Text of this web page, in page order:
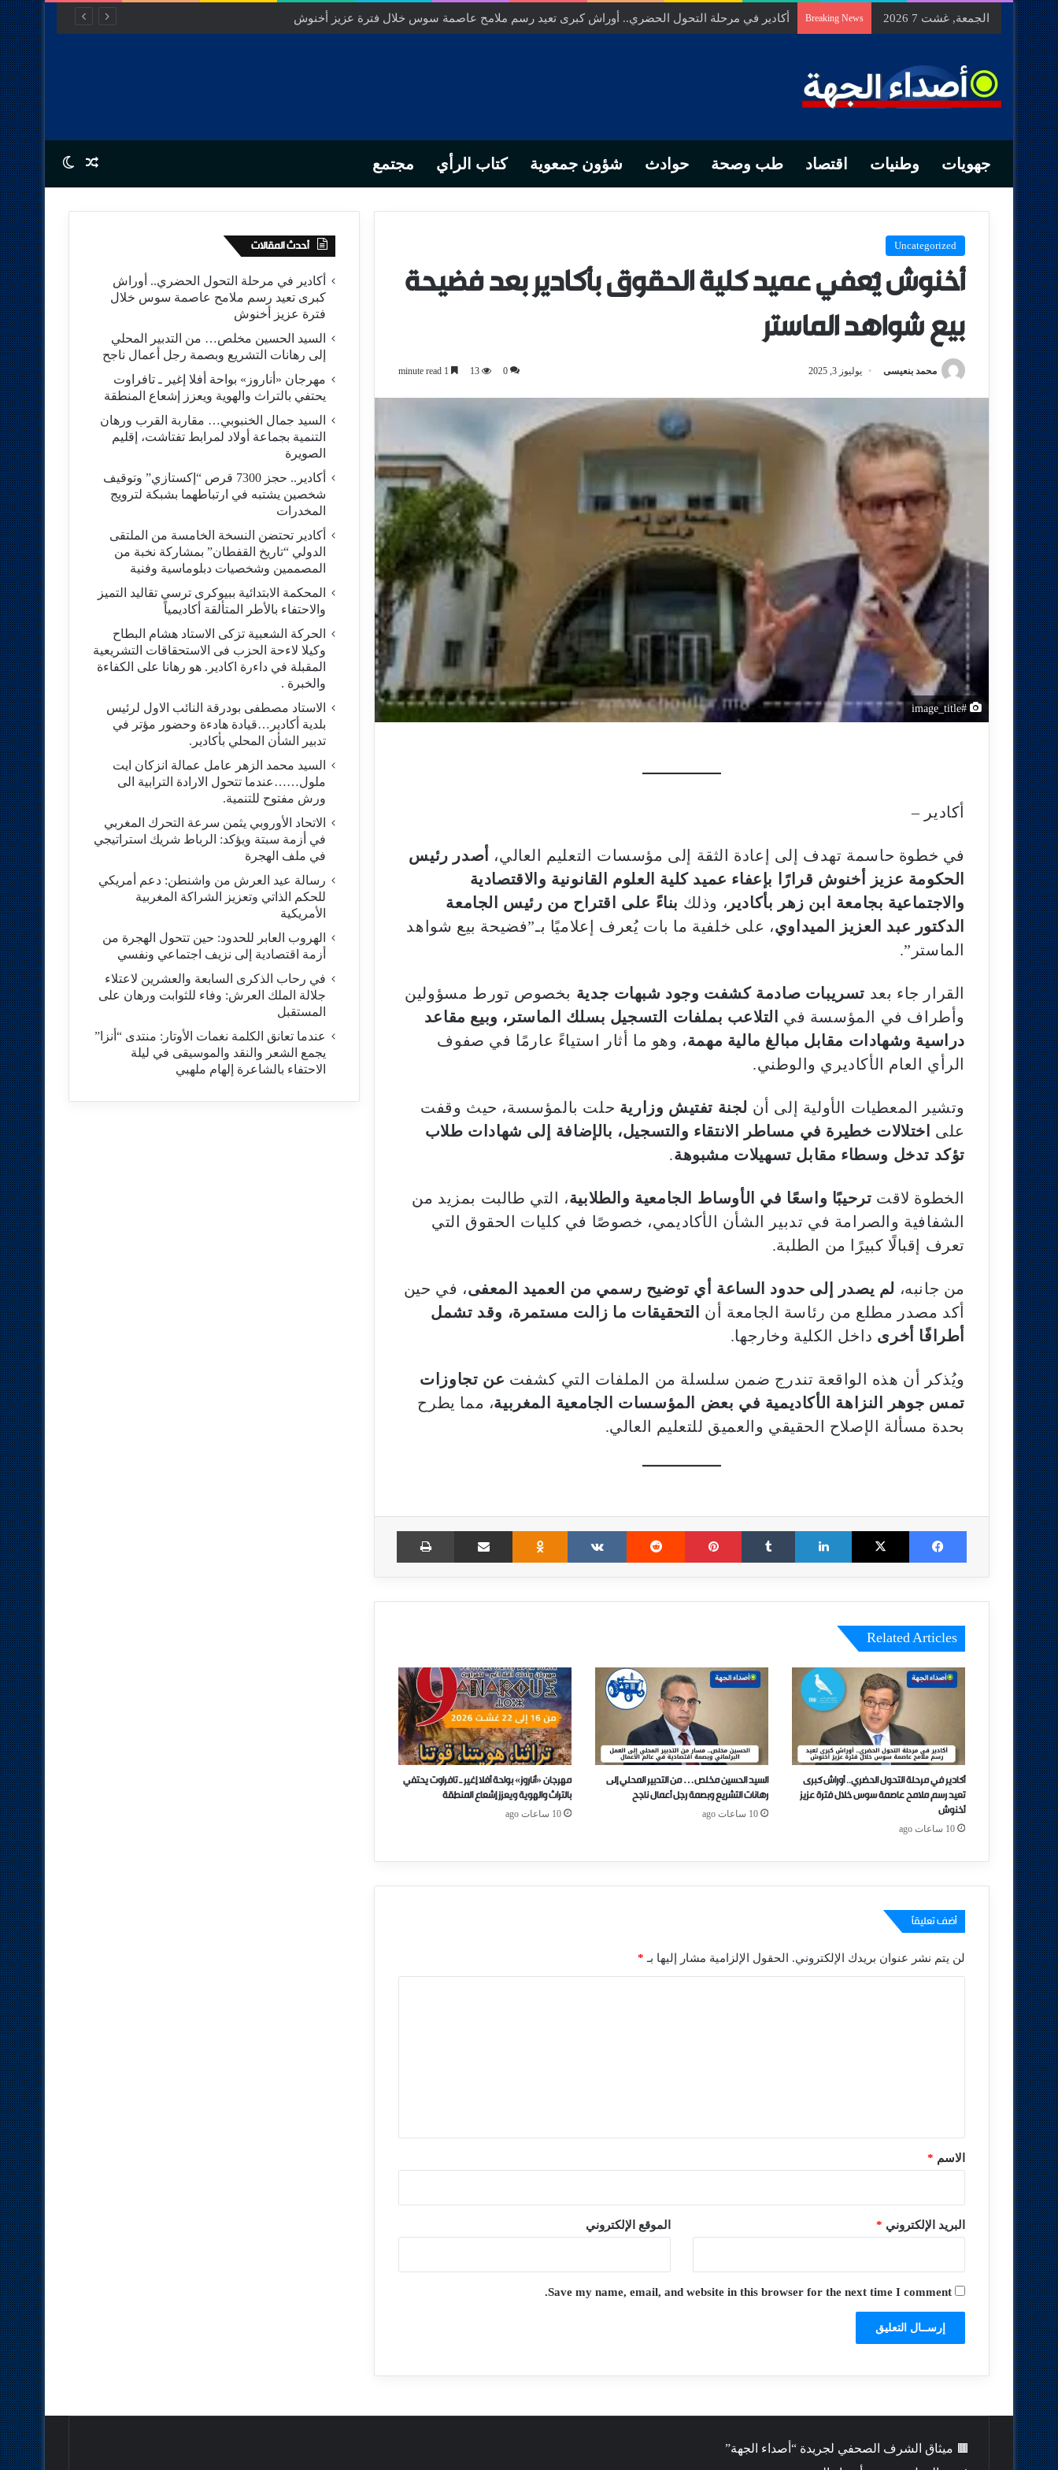
الجمعة, غشت 7 2026 Breaking News السيد الحسين مخلص… من التدبير المحلي إلى رهانات التشريع وبصمة رجل أعمال ناجح
جهويات وطنيات اقتصاد طب وصحة حوادث شؤون جمعوية كتاب الرأي مجتمع Random Article
Switch skin
Uncategorized
أخنوش يُعفي عميد كلية الحقوق بأكادير بعد فضيحة
بيع شواهد الماستر
محمد بنعيسى يوليوز 3, 2025 0
13
#image_title
أكادير –
في خطوة حاسمة تهدف إلى إعادة الثقة إلى مؤسسات التعليم العالي،
أصدر رئيس
الحكومة عزيز أخنوش قرارًا بإعفاء عميد كلية العلوم القانونية والاقتصادية
والاجتماعية بجامعة ابن زهر بأكادير ، وذلك بناءً على اقتراح من رئيس الجامعة
الدكتور عبد العزيز الميداوي، على خلفية ما بات يُعرف إعلاميًا بـ”فضيحة بيع شواهد
الماستر”.
القرار جاء بعد تسريبات صادمة كشفت وجود شبهات جدية بخصوص تورط مسؤولين
وأطراف في المؤسسة في
التلاعب بملفات التسجيل بسلك الماستر، وبيع مقاعد
دراسية وشهادات مقابل مبالغ مالية مهمة، وهو ما أثار استياءً عارمًا في صفوف
الرأي العام الأكاديري والوطني.
وتشير المعطيات الأولية إلى أن لجنة تفتيش وزارية حلت بالمؤسسة، حيث وقفت
على
اختلالات خطيرة في مساطر الانتقاء والتسجيل، بالإضافة إلى شهادات طلاب
تؤكد تدخل وسطاء مقابل تسهيلات مشبوهة.
الخطوة لاقت ترحيبًا واسعًا في الأوساط الجامعية والطلابية، التي طالبت بمزيد من
الشفافية والصرامة في تدبير الشأن الأكاديمي، خصوصًا في كليات الحقوق التي
تعرف إقبالًا كبيرًا من الطلبة.
من جانبه، لم يصدر إلى حدود الساعة أي توضيح رسمي من العميد المعفى، في حين
أكد مصدر مطلع من رئاسة الجامعة أن
التحقيقات ما زالت مستمرة، وقد تشمل
أطرافًا أخرى داخل الكلية وخارجها.
ويُذكر أن هذه الواقعة تندرج ضمن سلسلة من الملفات التي كشفت عن تجاوزات
تمس جوهر النزاهة الأكاديمية في بعض المؤسسات الجامعية المغربية، مما يطرح
بحدة مسألة الإصلاح الحقيقي والعميق للتعليم العالي.
Facebook
X
LinkedIn
Tumblr
Pinterest
Reddit
VKontakte
Odnoklassniki
Share via Email
Print
Related Articles
أكادير في مرحلة التحول الحضري.. أوراش كبرى
تعيد رسم ملامح عاصمة سوس خلال فترة عزيز
أخنوش
10 ساعات ago
السيد الحسين مخلص… من التدبير المحلي إلى
رهانات التشريع وبصمة رجل أعمال ناجح
10 ساعات ago
مهرجان «أناروز» بواحة أفلا إغير ـ تافراوت يحتفي
بالتراث والهوية ويعزز إشعاع المنطقة
10 ساعات ago
أضف تعليقاً
لن يتم نشر عنوان بريدك الإلكتروني. الحقول الإلزامية مشار إليها بـ *
*الاسم *
البريد الإلكتروني * الموقع الإلكتروني
Save my name, email, and website in this browser for the next time I comment.
أحدث المقالات
أكادير في مرحلة التحول الحضري.. أوراش
كبرى تعيد رسم ملامح عاصمة سوس خلال
فترة عزيز أخنوش
السيد الحسين مخلص… من التدبير المحلي
إلى رهانات التشريع وبصمة رجل أعمال ناجح
مهرجان «أناروز» بواحة أفلا إغير ـ تافراوت
يحتفي بالتراث والهوية ويعزز إشعاع المنطقة
السيد جمال الخنبوبي… مقاربة القرب ورهان
التنمية بجماعة أولاد لمرابط تفتاشت، إقليم
الصويرة
أكادير.. حجز 7300 قرص “إكستازي” وتوقيف
شخصين يشتبه في ارتباطهما بشبكة لترويج
المخدرات
أكادير تحتضن النسخة الخامسة من الملتقى
الدولي “تاريخ القفطان” بمشاركة نخبة من
المصممين وشخصيات دبلوماسية وفنية
المحكمة الابتدائية ببيوكرى ترسي تقاليد التميز
والاحتفاء بالأطر المتألقة أكاديمياً
الحركة الشعبية تزكى الاستاد هشام البطاح
وكيلا لاءحة الحزب فى الاستحقاقات التشريعية
المقبلة في داءرة اكادير. هو رهانا على الكفاءة
والخبرة .
الاستاد مصطفى بودرقة النائب الاول لرئيس
بلدية أكادير…قيادة هادءة وحضور مؤتر في
تدبير الشأن المحلي بأكادير.
السيد محمد الزهر عامل عمالة انزكان ايت
ملول……عندما تتحول الارادة الترابية الى
ورش مفتوح للتنمية.
الاتحاد الأوروبي يثمن سرعة التحرك المغربي
في أزمة سبتة ويؤكد: الرباط شريك استراتيجي
في ملف الهجرة
رسالة عيد العرش من واشنطن: دعم أمريكي
للحكم الذاتي وتعزيز الشراكة المغربية
الأمريكية
​الهروب العابر للحدود: حين تتحول الهجرة من
أزمة اقتصادية إلى نزيف اجتماعي ونفسي
في رحاب الذكرى السابعة والعشرين لاعتلاء
جلالة الملك العرش: وفاء للثوابت ورهان على
المستقبل
​عندما تعانق الكلمة نغمات الأوتار: منتدى “أنزا”
يجمع الشعر والنقد والموسيقى في ليلة
الاحتفاء بالشاعرة إلهام ملهبي
🟫 ميثاق الشرف الصحفي لجريدة “أصداء الجهة”